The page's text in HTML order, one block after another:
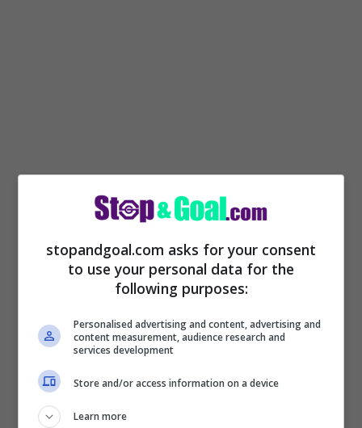
Intervenuto ai microfoni di DAZN
partita di questo pomeriggio,Marco
Baroni ha parlato della prestazione dei
suoi di questo pomeriggio, smentendo
ogni voce di esonero dalla panchina del
Lecce
e non solo:“Per fare risultati,
soprattutto contro squadra contro la
Juventus, bisogna fare la partita perfetta
ed essere fortunati. I ragazzi hanno
stopandgoal.com asks for your consent
to use your personal data for the
following purposes:
Personalised advertising and content, advertising and
content measurement, audience research and
services development
Store and/or access information on a device
Learn more